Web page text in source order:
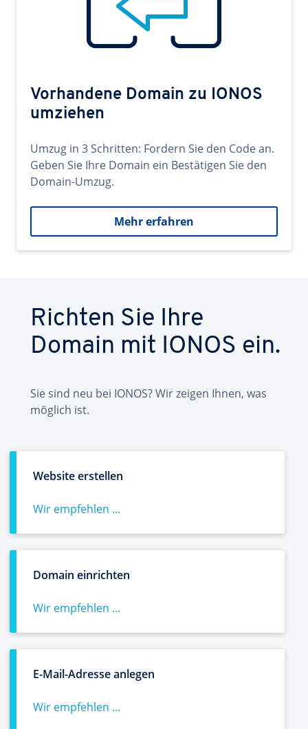
Vorhandene Domain zu IONOS
umziehen
Umzug in 3 Schritten: Fordern Sie den Code an.
Geben Sie Ihre Domain ein Bestätigen Sie den
Domain-Umzug.
Mehr erfahren
Richten Sie Ihre
Domain mit IONOS ein.
Sie sind neu bei IONOS? Wir zeigen Ihnen, was
möglich ist.
Website erstellen
Wir empfehlen ...
Domain einrichten
Wir empfehlen ...
E-Mail-Adresse anlegen
Wir empfehlen ...